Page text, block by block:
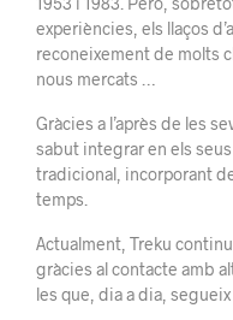
experiències, els llaços
reconeixement de molts
nous mercats …
Gràcies a l’après de les
sabut integrar en els
tradicional, incorporant
temps.
Actualment, Treku
gràcies al contacte amb
les que, dia a dia,